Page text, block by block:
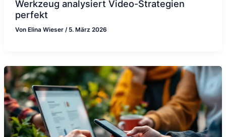
Werkzeug analysiert Video-Strategien
perfekt
Von Elina Wieser / 5. März 2026